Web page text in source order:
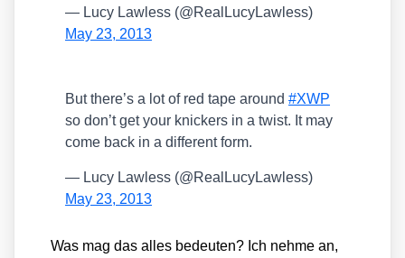
— Lucy Law­less (@RealLucyLawless)
May 23, 2013
But there’s a lot of red tape around#XWP
so don’t get your kni­ckers in a twist. It may
come back in a dif­fe­rent form.
— Lucy Law­less (@RealLucyLawless)
May 23, 2013
Was mag das alles bedeu­ten? Ich neh­me an,